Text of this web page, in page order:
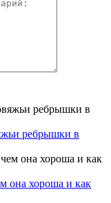
ребрышки в
она хороша и как